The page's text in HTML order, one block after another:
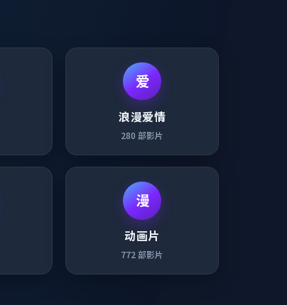
爱
浪漫爱情
280 部影片
漫
动画片
772 部影片